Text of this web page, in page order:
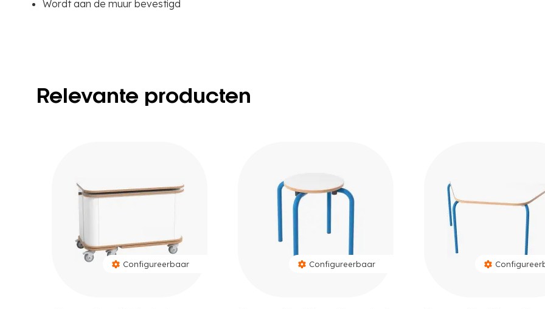
Wordt aan de muur bevestigd
Relevante producten
Configureerbaar Configureerbaar